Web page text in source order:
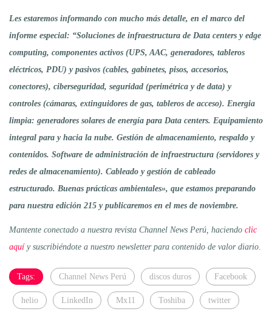
Les estaremos informando con mucho más detalle, en el marco del
informe especial: “Soluciones de infraestructura de Data centers y edge
computing, componentes activos (UPS, AAC, generadores, tableros
eléctricos, PDU) y pasivos (cables, gabinetes, pisos, accesorios,
conectores), ciberseguridad, seguridad (perimétrica y de data) y
controles (cámaras, extinguidores de gas, tableros de acceso). Energia
limpia: generadores solares de energía para Data centers. Equipamiento
integral para y hacia la nube. Gestión de almacenamiento, respaldo y
contenidos. Software de administración de infraestructura (servidores y
redes de almacenamiento). Cableado y gestión de cableado
estructurado. Buenas prácticas ambientales», que estamos preparando
para nuestra edición 215 y publicaremos en el mes de noviembre.
Mantente conectado a nuestra revista Channel News Perú, haciendo clic
aquíy suscribiéndote a nuestro newsletter para contenido de valor diario
Tags: Channel News Perú discos duros Facebook
helio LinkedIn Mx11 Toshiba twitter